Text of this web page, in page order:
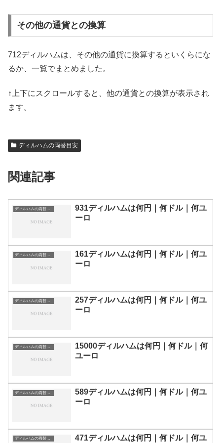
その他の通貨との換算
712ディルハムは、その他の通貨に換算するといくらにな
るか、一覧でまとめました。
↑上下にスクロールすると、他の通貨との換算が表示され
ます。
ディルハムの両替目安
関連記事
ディルハムの両替目安
931ディルハムは何円｜何ドル｜何ユ
ーロ
ディルハムの両替目安
161ディルハムは何円｜何ドル｜何ユ
ーロ
ディルハムの両替目安
257ディルハムは何円｜何ドル｜何ユ
ーロ
ディルハムの両替目安
15000ディルハムは何円｜何ドル｜何
ユーロ
ディルハムの両替目安
589ディルハムは何円｜何ドル｜何ユ
ーロ
ディルハムの両替目安 471ディルハムは何円｜何ドル｜何ユ